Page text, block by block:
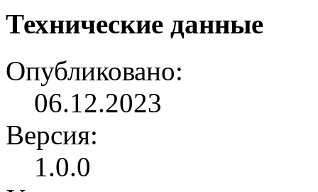
Технические данные
Опубликовано:
06.12.2023
Версия:
1.0.0